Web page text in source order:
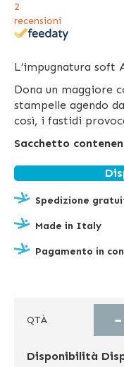
2
recensioni
L’impugnatura soft
Dona un maggiore
stampelle agendo
così, i fastidi
Sacchetto
Spedizione
Made in Italy
Pagamento in
QTÀ −
Disponibilità